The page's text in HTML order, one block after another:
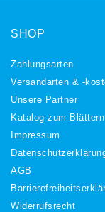
SHOP
Zahlungsarten
Versandarten & -
Unsere Partner
Katalog zum Blättern
Impressum
AGB
Widerrufs­recht